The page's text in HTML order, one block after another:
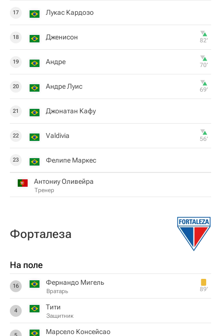
17 Лукас Кардозо
18 Дженисон 82‎’‎
19 Андре 70‎’‎
20 Андре Луис 69‎’‎
21 Джонатан Кафу
22 Valdivia 56‎’‎
23 Фелипе Маркес
Антониу Оливейра
Тренер
Форталеза
На поле
16 Фернандо Мигель
Вратарь 89‎’‎
4 Тити
Защитник
Марсело Консейсао